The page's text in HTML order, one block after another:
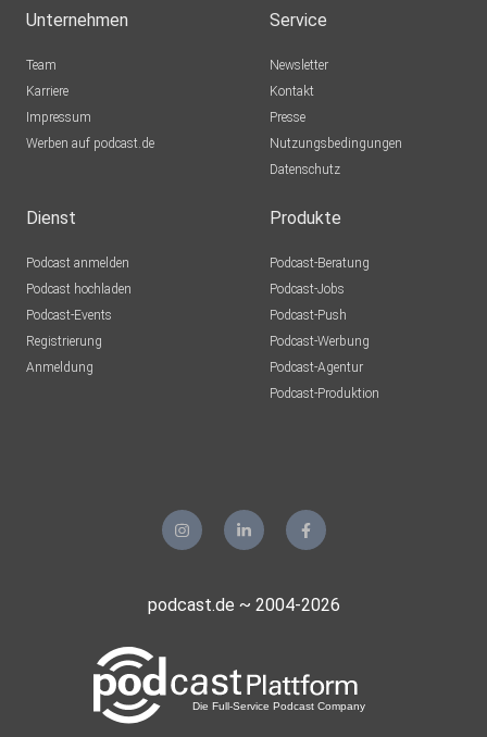
Unternehmen
Team
Karriere
Impressum
Werben auf podcast.de
Service
Newsletter
Kontakt
Presse
Nutzungsbedingungen
Datenschutz
Dienst
Podcast anmelden
Podcast hochladen
Podcast-Events
Registrierung
Anmeldung
Produkte
Podcast-Beratung
Podcast-Jobs
Podcast-Push
Podcast-Werbung
Podcast-Agentur
Podcast-Produktion
podcast.de ~ 2004-2026